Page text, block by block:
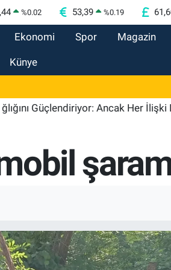
%0.02 53,39 %0.19
Ekonomi Spor Magazin
Künye
Güçlendiriyor: Ancak Her İlişki